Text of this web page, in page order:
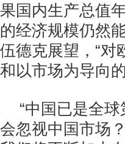
果国内生产总值
的经济规模仍然
伍德克展望，“对
和以市场为导向
“中国已是全
会忽视中国市场